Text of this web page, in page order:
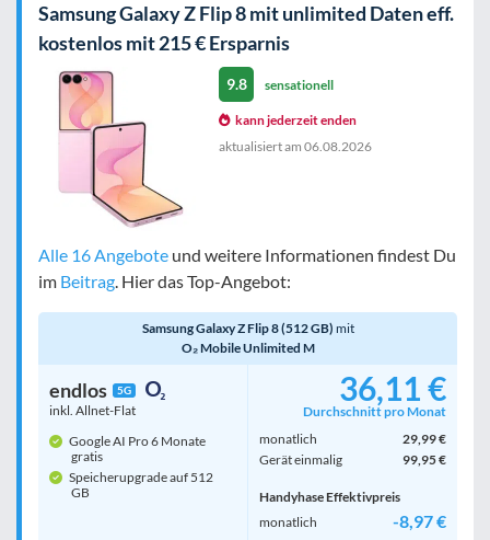
Samsung Galaxy Z Flip 8 mit unlimited Daten eff.
kostenlos mit 215 € Ersparnis
9.8 sensationell
kann jederzeit enden
aktualisiert am 06.08.2026
Alle 16 Angebote und weitere Informationen findest Du
im Beitrag. Hier das Top-Angebot:
Samsung Galaxy Z Flip 8 (512 GB) mit
O₂ Mobile Unlimited M
endlos 5G
inkl. Allnet-Flat
Google AI Pro 6 Monate
gratis
Speicherupgrade auf 512
GB
36,11 €
Durchschnitt pro Monat
monatlich
29,99 €
Gerät einmalig
99,95 €
Handyhase Effektivpreis
monatlich
-8,97 €